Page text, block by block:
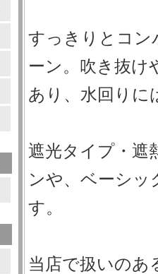
すっきりとコン
ーン。吹き抜け
あり、水回りに
遮光タイプ・遮
ンや、ベーシッ
す。
当店で扱いのあ